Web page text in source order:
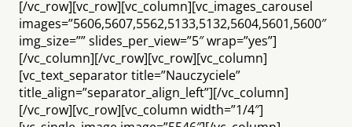
[/vc_row][vc_row][vc_column][vc_images_carousel
images=”5606,5607,5562,5133,5132,5604,5601,5600″
img_size=”” slides_per_view=”5″ wrap=”yes”]
[/vc_column][/vc_row][vc_row][vc_column]
[vc_text_separator title=”Nauczyciele”
title_align=”separator_align_left”][/vc_column]
[/vc_row][vc_row][vc_column width=”1/4″]